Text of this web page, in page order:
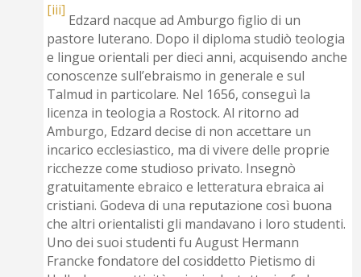
[iii]
Edzard nacque ad Amburgo figlio di un
pastore luterano. Dopo il diploma studiò teologia
e lingue orientali per dieci anni, acquisendo anche
conoscenze sull’ebraismo in generale e sul
Talmud in particolare. Nel 1656, conseguì la
licenza in teologia a Rostock. Al ritorno ad
Amburgo, Edzard decise di non accettare un
incarico ecclesiastico, ma di vivere delle proprie
ricchezze come studioso privato. Insegnò
gratuitamente ebraico e letteratura ebraica ai
cristiani. Godeva di una reputazione così buona
che altri orientalisti gli mandavano i loro studenti.
Uno dei suoi studenti fu August Hermann
Francke fondatore del cosiddetto Pietismo di